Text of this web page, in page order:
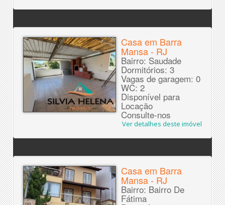
Casa em Barra
Mansa - RJ
Bairro: Saudade
Dormitórios: 3
Vagas de garagem: 0
WC: 2
Disponível para
Locação
Consulte-nos
Ver detalhes deste imóvel
Casa em Barra
Mansa - RJ
Bairro: Bairro De
Fátima